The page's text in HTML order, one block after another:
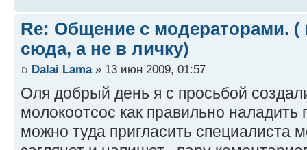
Re: Общение с модераторами.
сюда, а не в личку)
Dalai Lama» 13 июн 2009, 01:57
Оля добрый день я с просьбой
молокоотсос как правильно наладить
можно туда пригласить специалиста